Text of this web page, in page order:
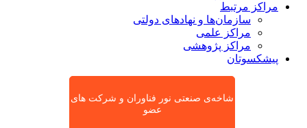
مراکز مرتبط
سازمان‌ها و نهادهای دولتی
مراکز علمی
مراکز پژوهشی
پیشکسوتان
شاخه‌ی صنعتی نور فناوران و شرکت های
عضو